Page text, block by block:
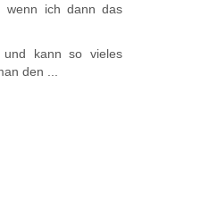
wenn ich dann das
und kann so vieles
den ...